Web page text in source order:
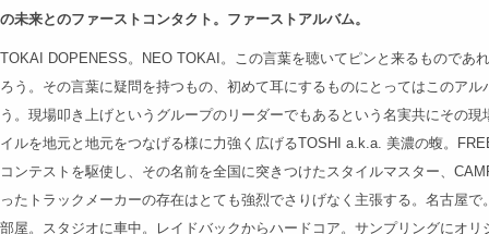
の未来とのファーストコンタクト。ファーストアルバム。
TOKAI DOPENESS。NEO TOKAI。この言葉を聴いてピンと来るものであ
ろう。その言葉に疑問を持つもの、初めて耳にするものにとってはこのア
う。現場叩き上げというグループのリーダーでもあるという名実共にその
イルを地元と地元をつなげる様に力強く広げるTOSHI a.k.a. 美濃の蝮。
コンテストを駆使し、その名前を全国に突きつけたスタイルマスター、
ったトラックメーカーの存在はとても強烈でさりげなく主張する。名古屋
部屋。スタジオに車中。レイドバックからハードコア。サンプリングにオ